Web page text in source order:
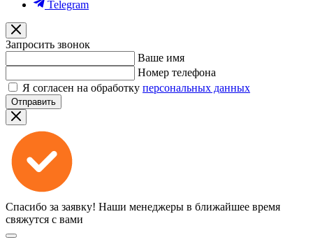
Telegram
Запросить звонок
Ваше имя
Номер телефона
Я согласен на обработку персональных данных
Отправить
Спасибо за заявку! Наши менеджеры в ближайшее время
свяжутся с вами